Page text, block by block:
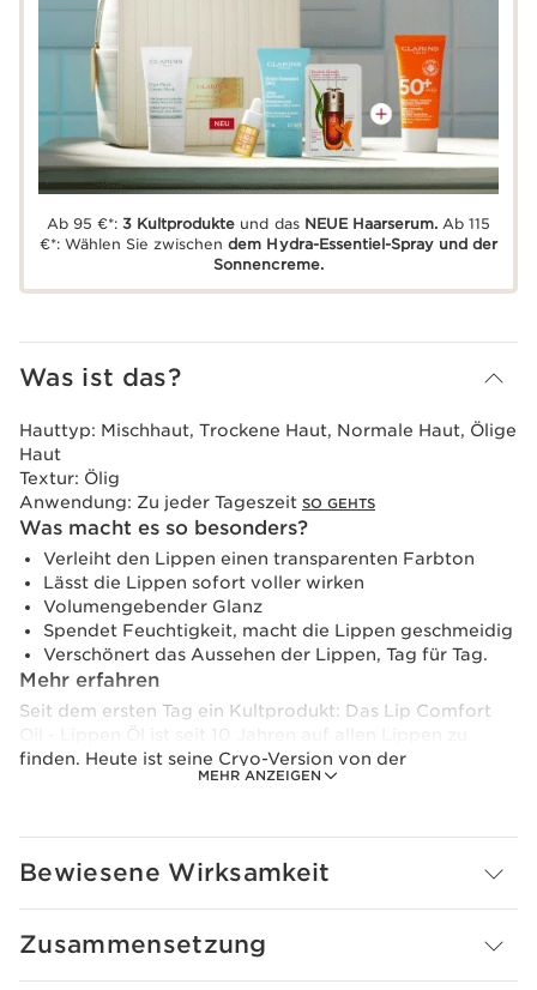
Ab 95 €*:3 Kultprodukte und das NEUE Haarserum.Ab 115
€*: Wählen Sie zwischendem Hydra-Essentiel-Spray und der
Sonnencreme.
Was ist das?
MEHR ANZEIGEN
Hauttyp: Mischhaut, Trockene Haut, Normale Haut, Ölige
Haut
Textur: Ölig
Anwendung: Zu jeder Tageszeit SO GEHTS
Was macht es so besonders?
Verleiht den Lippen einen transparenten Farbton
Lässt die Lippen sofort voller wirken
Volumengebender Glanz
Spendet Feuchtigkeit, macht die Lippen geschmeidig
Verschönert das Aussehen der Lippen, Tag für Tag.
Mehr erfahren
Seit dem ersten Tag ein Kultprodukt: Das Lip Comfort
Oil - Lippen Öl ist seit 10 Jahren auf allen Lippen zu
finden. Heute ist seine Cryo-Version von der
Kryotherapie inspiriert und präsentiert sich neu als
einen raffinierten, bläulichen Schimmer mit ultra-
*strahlend
Bewiesene Wirksamkeit
Zusammensetzung